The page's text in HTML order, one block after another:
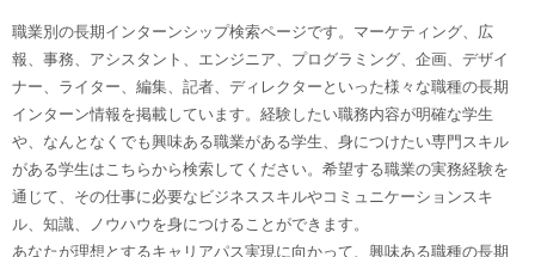
職業別の長期インターンシップ検索ページです。マーケティング、広
報、事務、アシスタント、エンジニア、プログラミング、企画、デザイ
ナー、ライター、編集、記者、ディレクターといった様々な職種の長期
インターン情報を掲載しています。経験したい職務内容が明確な学生
や、なんとなくでも興味ある職業がある学生、身につけたい専門スキル
がある学生はこちらから検索してください。希望する職業の実務経験を
通じて、その仕事に必要なビジネススキルやコミュニケーションスキ
ル、知識、ノウハウを身につけることができます。
あなたが理想とするキャリアパス実現に向かって、興味ある職種の長期